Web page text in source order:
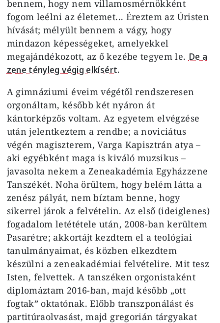
bennem, hogy nem villamosmérnökként
fogom leélni az életemet... Éreztem az Úristen
hívását; mélyült bennem a vágy, hogy
mindazon képességeket, amelyekkel
megajándékozott, az ő kezébe tegyem le. De a
zene tényleg végig elkísért.
A gimnáziumi éveim végétől rendszeresen
orgonáltam, később két nyáron át
kántorképzős voltam. Az egyetem elvégzése
után jelentkeztem a rendbe; a noviciátus
végén magiszterem, Varga Kapisztrán atya –
aki egyébként maga is kiváló muzsikus –
javasolta nekem a Zeneakadémia Egyházzene
Tanszékét. Noha örültem, hogy belém látta a
zenész pályát, nem bíztam benne, hogy
sikerrel járok a felvételin. Az első (ideiglenes)
fogadalom letététele után, 2008-ban kerültem
Pasarétre; akkortájt kezdtem el a teológiai
tanulmányaimat, és közben elkezdtem
készülni a zeneakadémiai felvételire. Mit tesz
Isten, felvettek. A tanszéken orgonistaként
diplomáztam 2016-ban, majd később „ott
fogtak” oktatónak. Előbb transzponálást és
partitúraolvasást, majd gregorián tárgyakat